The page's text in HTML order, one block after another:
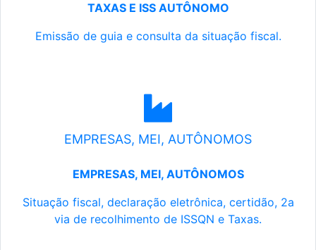
TAXAS E ISS AUTÔNOMO
Emissão de guia e consulta da situação fiscal.
EMPRESAS, MEI, AUTÔNOMOS
EMPRESAS, MEI, AUTÔNOMOS
Situação fiscal, declaração eletrônica, certidão, 2a
via de recolhimento de ISSQN e Taxas.